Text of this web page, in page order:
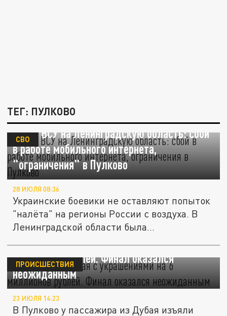
ТЕГ: ПУЛКОВО
Атака ВСУ на Ленинградскую область: сбой
в работе мобильного интернета,
"ограничения" в Пулково
СВО
28 ИЮЛЯ 08:36
Украинские боевики не оставляют попыток
"налёта" на регионы России с воздуха. В
Ленинградской области была...
Прилетел из Дубая с украшениями на 6
миллионов рублей. Финал оказался
неожиданным
ПРОИСШЕСТВИЯ
23 ИЮЛЯ 14:23
В Пулково у пассажира из Дубая изъяли